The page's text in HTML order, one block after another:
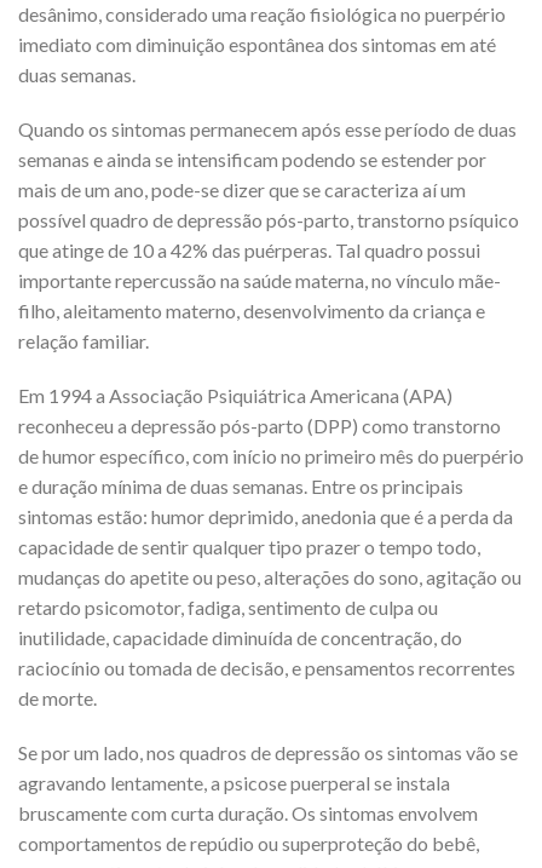
desânimo, considerado uma reação fisiológica no puerpério
imediato com diminuição espontânea dos sintomas em até
duas semanas.
Quando os sintomas permanecem após esse período de duas
semanas e ainda se intensificam podendo se estender por
mais de um ano, pode-se dizer que se caracteriza aí um
possível quadro de depressão pós-parto, transtorno psíquico
que atinge de 10 a 42% das puérperas. Tal quadro possui
importante repercussão na saúde materna, no vínculo mãe-
filho, aleitamento materno, desenvolvimento da criança e
relação familiar.
Em 1994 a Associação Psiquiátrica Americana (APA)
reconheceu a depressão pós-parto (DPP) como transtorno
de humor específico, com início no primeiro mês do puerpério
e duração mínima de duas semanas. Entre os principais
sintomas estão: humor deprimido, anedonia que é a perda da
capacidade de sentir qualquer tipo prazer o tempo todo,
mudanças do apetite ou peso, alterações do sono, agitação ou
retardo psicomotor, fadiga, sentimento de culpa ou
inutilidade, capacidade diminuída de concentração, do
raciocínio ou tomada de decisão, e pensamentos recorrentes
de morte.
Se por um lado, nos quadros de depressão os sintomas vão se
agravando lentamente, a psicose puerperal se instala
bruscamente com curta duração. Os sintomas envolvem
comportamentos de repúdio ou superproteção do bebê,